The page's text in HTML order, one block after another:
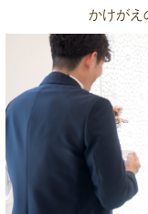
かけがえ